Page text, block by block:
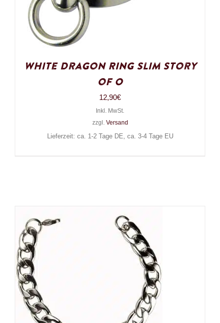
White Dragon Ring Slim Story
of O
12,90€
Inkl. MwSt.
zzgl. Versand
Lieferzeit: ca. 1-2 Tage DE, ca. 3-4 Tage EU